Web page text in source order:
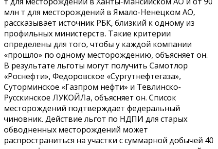
млн т для месторождений в Ямало-Ненецком АО,
рассказывает источник РБК, близкий к одному из
профильных министерств. Такие критерии
определены для того, чтобы у каждой компании
«прошло» по одному месторождению, объясняет он.
В результате льготы могут получить Самотлор
«Роснефти», ​Федоровское «Сургутнефтегаза»,
Суторминское «Газпром нефти» и Тевлинско-
Русскинское ЛУКОЙЛа, объясняет он. Список
месторождений подтверждает федеральный
чиновник. Действие льгот по НДПИ для старых
обводненных месторождений может
распространиться на участки с суммарной добычей 40